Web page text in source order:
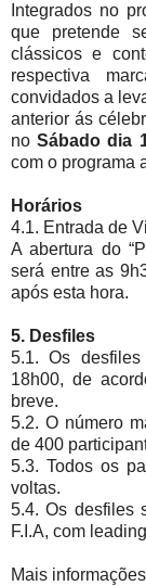
Integrados no
que pretende
clássicos e
respectiva
convidados a
anterior ás
noSábado dia
com o programa
Horários
4.1. Entrada de
A abertura do
será entre as
após esta hora.
5. Desfiles
5.1. Os
18h00, de
breve.
5.2. O número
de 400
5.3. Todos os
voltas.
5.4. Os desfiles
F.I.A, com
Mais